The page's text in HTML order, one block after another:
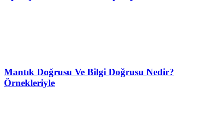
Mantık Doğrusu Ve Bilgi Doğrusu Nedir?
Örnekleriyle